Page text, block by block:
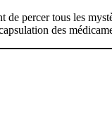
percer tous les
des